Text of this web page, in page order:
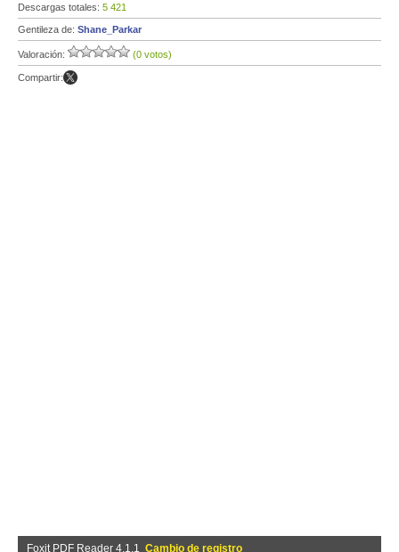
Descargas totales: 5 421
Gentileza de: Shane_Parkar
Valoración: (0 votos)
Compartir:
Foxit PDF Reader 4.1.1 Cambio de registro